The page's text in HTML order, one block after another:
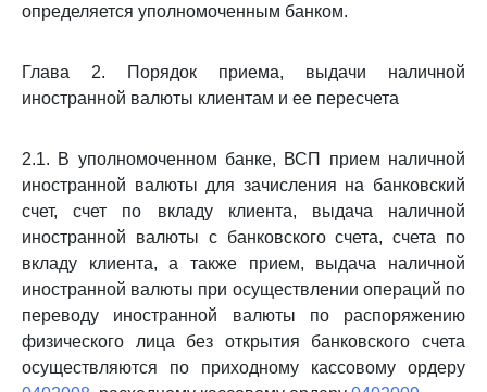
определяется уполномоченным банком.
Глава 2. Порядок приема, выдачи наличной
иностранной валюты клиентам и ее пересчета
2.1. В уполномоченном банке, ВСП прием наличной
иностранной валюты для зачисления на банковский
счет, счет по вкладу клиента, выдача наличной
иностранной валюты с банковского счета, счета по
вкладу клиента, а также прием, выдача наличной
иностранной валюты при осуществлении операций по
переводу иностранной валюты по распоряжению
физического лица без открытия банковского счета
осуществляются по приходному кассовому ордеру